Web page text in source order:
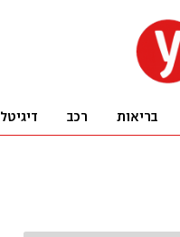
בריאות רכב דיגיטל